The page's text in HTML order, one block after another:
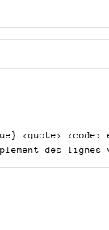
<quote> <code>
des lignes